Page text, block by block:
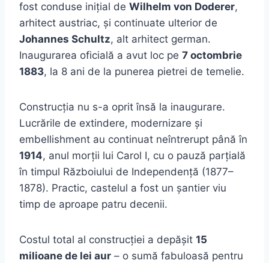
fost conduse inițial de Wilhelm von Doderer,
arhitect austriac, și continuate ulterior de
Johannes Schultz, alt arhitect german.
Inaugurarea oficială a avut loc pe 7 octombrie
1883, la 8 ani de la punerea pietrei de temelie.
Construcția nu s-a oprit însă la inaugurare.
Lucrările de extindere, modernizare și
embellishment au continuat neîntrerupt până în
1914, anul morții lui Carol I, cu o pauză parțială
în timpul Războiului de Independență (1877–
1878). Practic, castelul a fost un șantier viu
timp de aproape patru decenii.
Costul total al construcției a depășit 15
milioane de lei aur – o sumă fabuloasă pentru